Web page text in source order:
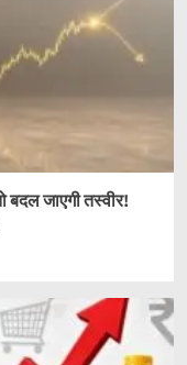
बदल जाएगी तस्वीर!